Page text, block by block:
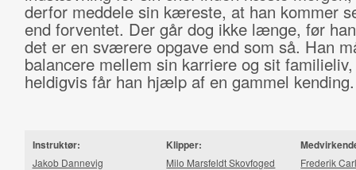
derfor meddele sin kæreste, at han kommer
end forventet. Der går dog ikke længe, før
det er en sværere opgave end som så. Han
balancere mellem sin karriere og sit
heldigvis får han hjælp af en gammel kending.
Instruktør:
Jakob Dannevig
Klipper:
Milo Marsfeldt Skovfoged
Frederik